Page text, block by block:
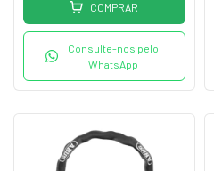
COMPRAR
Consulte-nos pelo
WhatsApp